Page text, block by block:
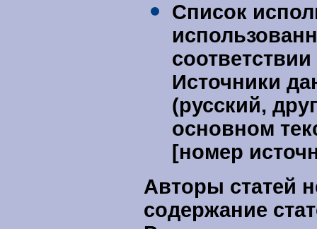
Список
Источники
(русский,
основном
[номер
Авторы статей
содержание